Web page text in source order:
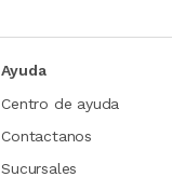
Ayuda
Centro de ayuda
Contactanos
Sucursales